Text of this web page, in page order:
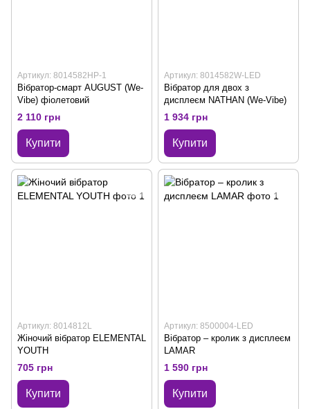
Артикул: 8014582HP-1
Вібратор-смарт AUGUST (We-
Vibe) фіолетовий
2 110 грн
Купити
Артикул: 8014582W-LED
Вібратор для двох з
дисплеєм NATHAN (We-Vibe)
1 934 грн
Купити
Артикул: 8014812L
Жіночий вібратор ELEMENTAL
YOUTH
705 грн
Купити
Артикул: 8500004-LED
Вібратор – кролик з дисплеєм
LAMAR
1 590 грн
Купити